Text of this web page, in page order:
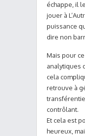
échappe, il
jouer à
puissance
dire non
Mais pour
analytiques
cela
retrouve à
contrôlant.
Et cela est
heureux,